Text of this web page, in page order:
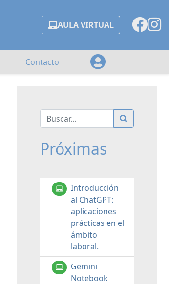
AULA VIRTUAL
Contacto
Próximas
Introducción
al ChatGPT:
aplicaciones
prácticas en el
ámbito
laboral.
Gemini
Notebook